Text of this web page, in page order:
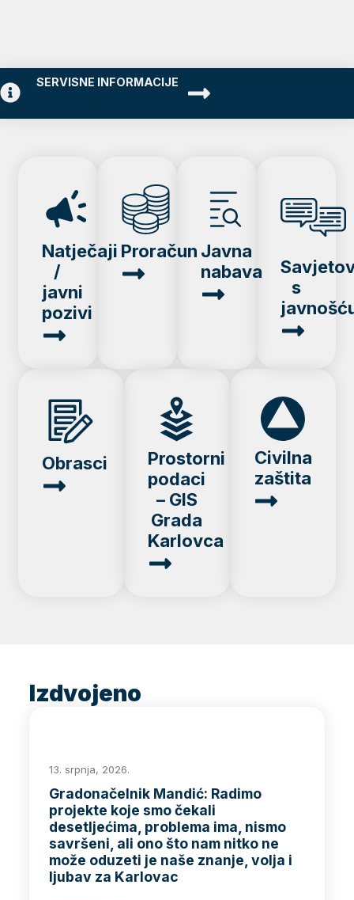
SERVISNE INFORMACIJE
Natječaji
/
javni
pozivi
Proračun Javna
nabava
s
Obrasci
Prostorni
podaci
– GIS
Grada
Karlovca
Civilna
zaštita
Izdvojeno
13. srpnja, 2026.
Gradonačelnik Mandić: Radimo
projekte koje smo čekali
desetljećima, problema ima, nismo
savršeni, ali ono što nam nitko ne
može oduzeti je naše znanje, volja i
ljubav za Karlovac